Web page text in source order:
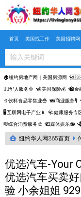
Skip to main content
首页 美国找工作 美国招聘网
🏠纽约房地产网｜美国房源网 🇺🇸
🤵‍♀️华人服务业 💰美国保险💰 🏦金
🥤饮料食品零售业🍟 📸商业服务🎙️
🖥️互联网电子产业📱 🩺健康服务专
🎼综合消费服务🎨 🎞️媒体娱乐📻
纽约华人网365首页
优选汽车-Your
优选汽车买卖
验 小余姐姐